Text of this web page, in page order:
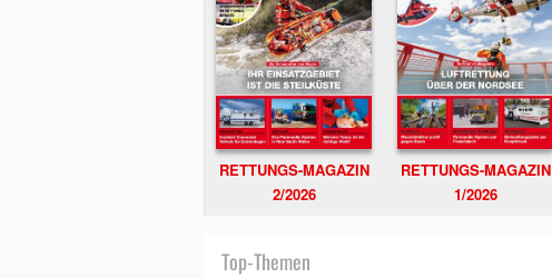
RETTUNGS-MAGAZIN
2/2026
RETTUNGS-MAGAZIN
1/2026
Top-Themen